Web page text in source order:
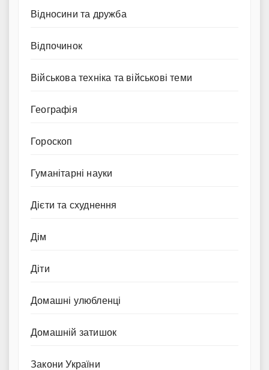
Відносини та дружба
Відпочинок
Військова техніка та військові теми
Географія
Гороскоп
Гуманітарні науки
Дієти та схуднення
Дім
Діти
Домашні улюбленці
Домашній затишок
Закони України